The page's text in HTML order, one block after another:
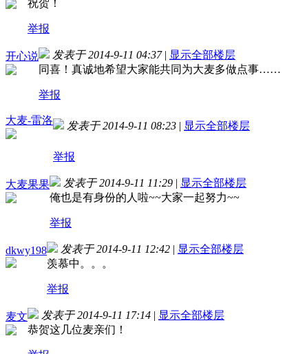
祝贺！
举报
开心说 发表于 2014-9-11 04:37 | 显示全部楼层
同喜！真诚地希望大家能共同为大麦多做点事……
举报
大麦-雷洛 发表于 2014-9-11 08:23 | 显示全部楼层
举报
大麦果果 发表于 2014-9-11 11:29 | 显示全部楼层
俺也是有身份的人啦~~大家一起努力~~
举报
dkwy198 发表于 2014-9-11 12:42 | 显示全部楼层
羡慕中。。。
举报
麦文 发表于 2014-9-11 17:14 | 显示全部楼层
恭贺这几位麦亲们！